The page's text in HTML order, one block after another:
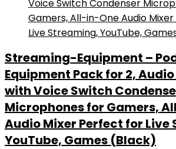
Streaming-Equipment –
Equipment Pack for 2,
with Voice Switch
Microphones for Gamers,
Audio Mixer Perfect for Live
YouTube, Games (Black)